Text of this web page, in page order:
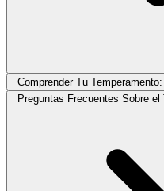
Comprender Tu
Preguntas Frecuentes Sobre